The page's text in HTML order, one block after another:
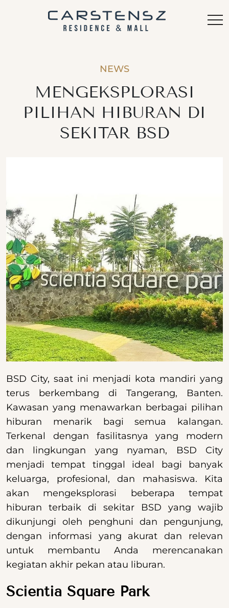
NEWS
MENGEKSPLORASI
PILIHAN HIBURAN DI
SEKITAR BSD
BSD City, saat ini menjadi kota mandiri yang
terus berkembang di Tangerang, Banten.
Kawasan yang menawarkan berbagai pilihan
hiburan menarik bagi semua kalangan.
Terkenal dengan fasilitasnya yang modern
dan lingkungan yang nyaman, BSD City
menjadi tempat tinggal ideal bagi banyak
keluarga, profesional, dan mahasiswa. Kita
akan mengeksplorasi beberapa tempat
hiburan terbaik di sekitar BSD yang wajib
dikunjungi oleh penghuni dan pengunjung,
dengan informasi yang akurat dan relevan
untuk membantu Anda merencanakan
kegiatan akhir pekan atau liburan.
Scientia Square Park